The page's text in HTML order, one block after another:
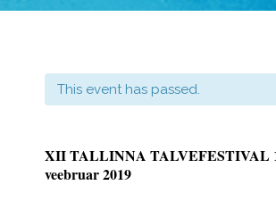
This event has passed.
XII TALLINNA TALVEFESTIVAL
veebruar 2019